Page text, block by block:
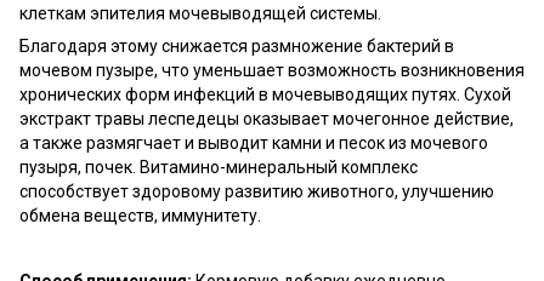
клеткам эпителия мочевыводящей системы.
Благодаря этому снижается размножение бактерий в
мочевом пузыре, что уменьшает возможность возникновения
хронических форм инфекций в мочевыводящих путях. Сухой
экстракт травы леспедецы оказывает мочегонное действие,
а также размягчает и выводит камни и песок из мочевого
пузыря, почек. Витамино-минеральный комплекс
способствует здоровому развитию животного, улучшению
обмена веществ, иммунитету.